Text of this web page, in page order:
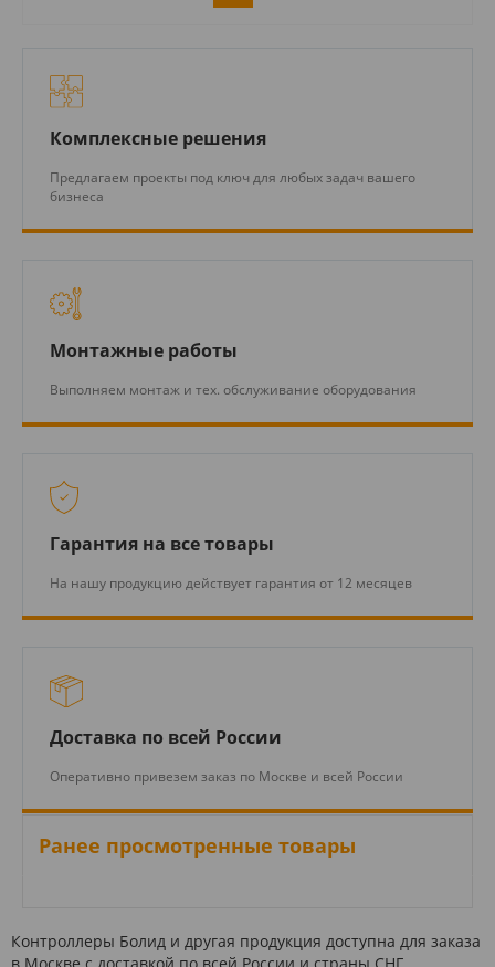
Комплексные решения
Предлагаем проекты под ключ для любых задач вашего
бизнеса
Монтажные работы
Выполняем монтаж и тех. обслуживание оборудования
Гарантия на все товары
На нашу продукцию действует гарантия от 12 месяцев
Доставка по всей России
Оперативно привезем заказ по Москве и всей России
Ранее просмотренные товары
Контроллеры Болид и другая продукция доступна для заказа